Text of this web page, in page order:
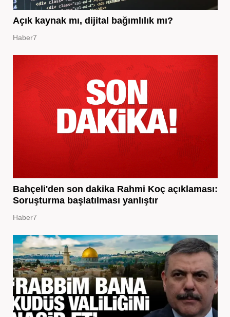
Açık kaynak mı, dijital bağımlılık mı?
Haber7
Bahçeli'den son dakika Rahmi Koç açıklaması:
Soruşturma başlatılması yanlıştır
Haber7